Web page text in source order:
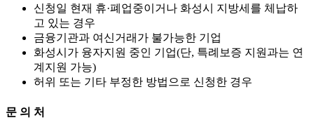
신청일 현재 휴·폐업중이거나 화성시 지방세를 체납하
고 있는 경우
금융기관과 여신거래가 불가능한 기업
화성시가 융자지원 중인 기업(단, 특례보증 지원과는 연
계지원 가능)
허위 또는 기타 부정한 방법으로 신청한 경우
문 의 처